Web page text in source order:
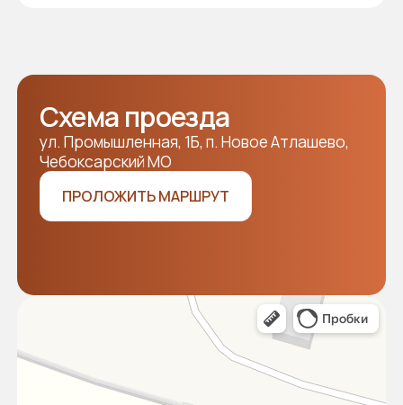
Наши лоты
Новости
Продавцам
Покупателям
Аукцион 2025
2026 © Все права защищены
Политика конфиденциальности